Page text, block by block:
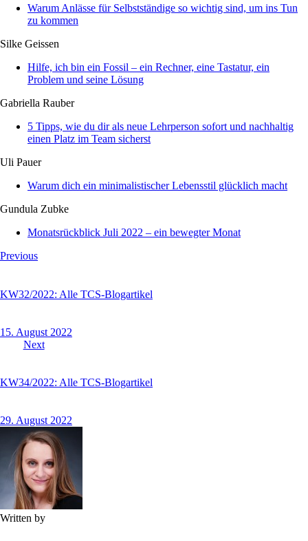
Warum Anlässe für Selbstständige so wichtig sind, um ins Tun
zu kommen
Silke Geissen
Hilfe, ich bin ein Fossil – ein Rechner, eine Tastatur, ein
Problem und seine Lösung
Gabriella Rauber
5 Tipps, wie du dir als neue Lehrperson sofort und nachhaltig
einen Platz im Team sicherst
Uli Pauer
Warum dich ein minimalistischer Lebensstil glücklich macht
Gundula Zubke
Monatsrückblick Juli 2022 – ein bewegter Monat
Previous
KW32/2022: Alle TCS-Blogartikel
15. August 2022
Next
KW34/2022: Alle TCS-Blogartikel
29. August 2022
Written by